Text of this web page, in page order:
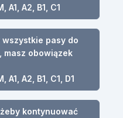
A1, A2, B1, C1
pasy do
masz obowiązek
A1, A2, B1, C1, D1
kontynuować